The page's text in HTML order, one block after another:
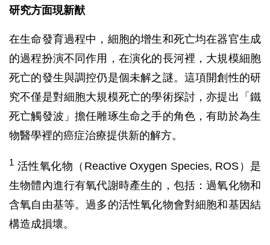
研究方面現新猷
在生命發育過程中，細胞的增生和死亡均在器官生成
的過程扮演不同作用，在演化的長河裡，大規模細胞
死亡的發生與調控仍是個未解之謎。這項開創性的研
究不僅是對細胞大規模死亡的學術探討，亦提出「鐵
死亡觸發波」擔任雕琢生命之手的角色，有助於為生
物醫學裡的癌症治療提供新的解方。
1 活性氧化物（Reactive Oxygen Species, ROS）是
生物體內進行有氧代謝時產生的，包括：過氧化物和
含氧自由基等。過多的活性氧化物會對細胞和基因結
構造成損壞。